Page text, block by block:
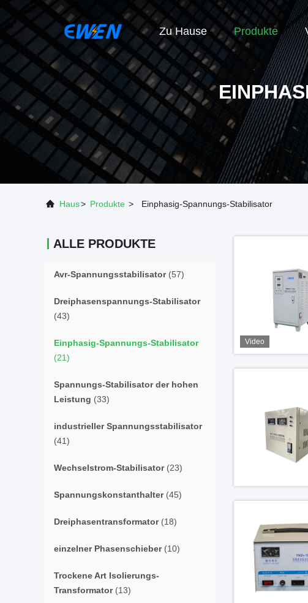
Zu Hause Produkte
Haus> Produkte > Einphasig-Spannungs-Stabilisator
ALLE PRODUKTE
Avr-Spannungsstabilisator(57)
Dreiphasenspannungs-Stabilisator
(43)
Einphasig-Spannungs-Stabilisator
(21)
Spannungs-Stabilisator der hohen
Leistung (33)
industrieller Spannungsstabilisator
(41)
Wechselstrom-Stabilisator(23)
Spannungskonstanthalter(45)
Dreiphasentransformator(18)
einzelner Phasenschieber(10)
Trockene Art Isolierungs-
Transformator(13)
Video